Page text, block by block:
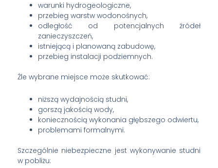
warunki hydrogeologiczne,
przebieg warstw wodonośnych,
odległość od potencjalnych źródeł
zanieczyszczeń,
istniejącą i planowaną zabudowę,
przebieg instalacji podziemnych.
Źle wybrane miejsce może skutkować:
niższą wydajnością studni,
gorszą jakością wody,
koniecznością wykonania głębszego odwiertu,
problemami formalnymi.
Szczególnie niebezpieczne jest wykonywanie studni
w pobliżu: